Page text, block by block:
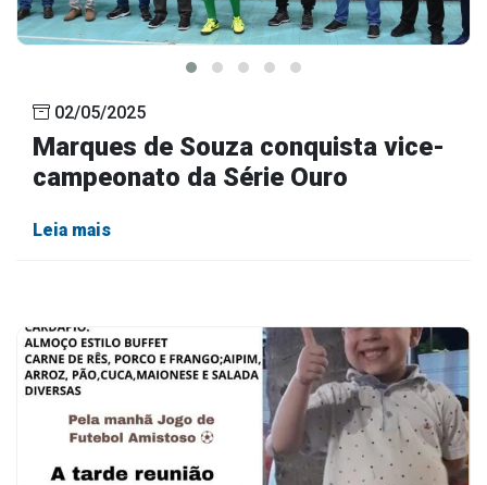
02/05/2025
Marques de Souza conquista vice-
campeonato da Série Ouro
Leia mais